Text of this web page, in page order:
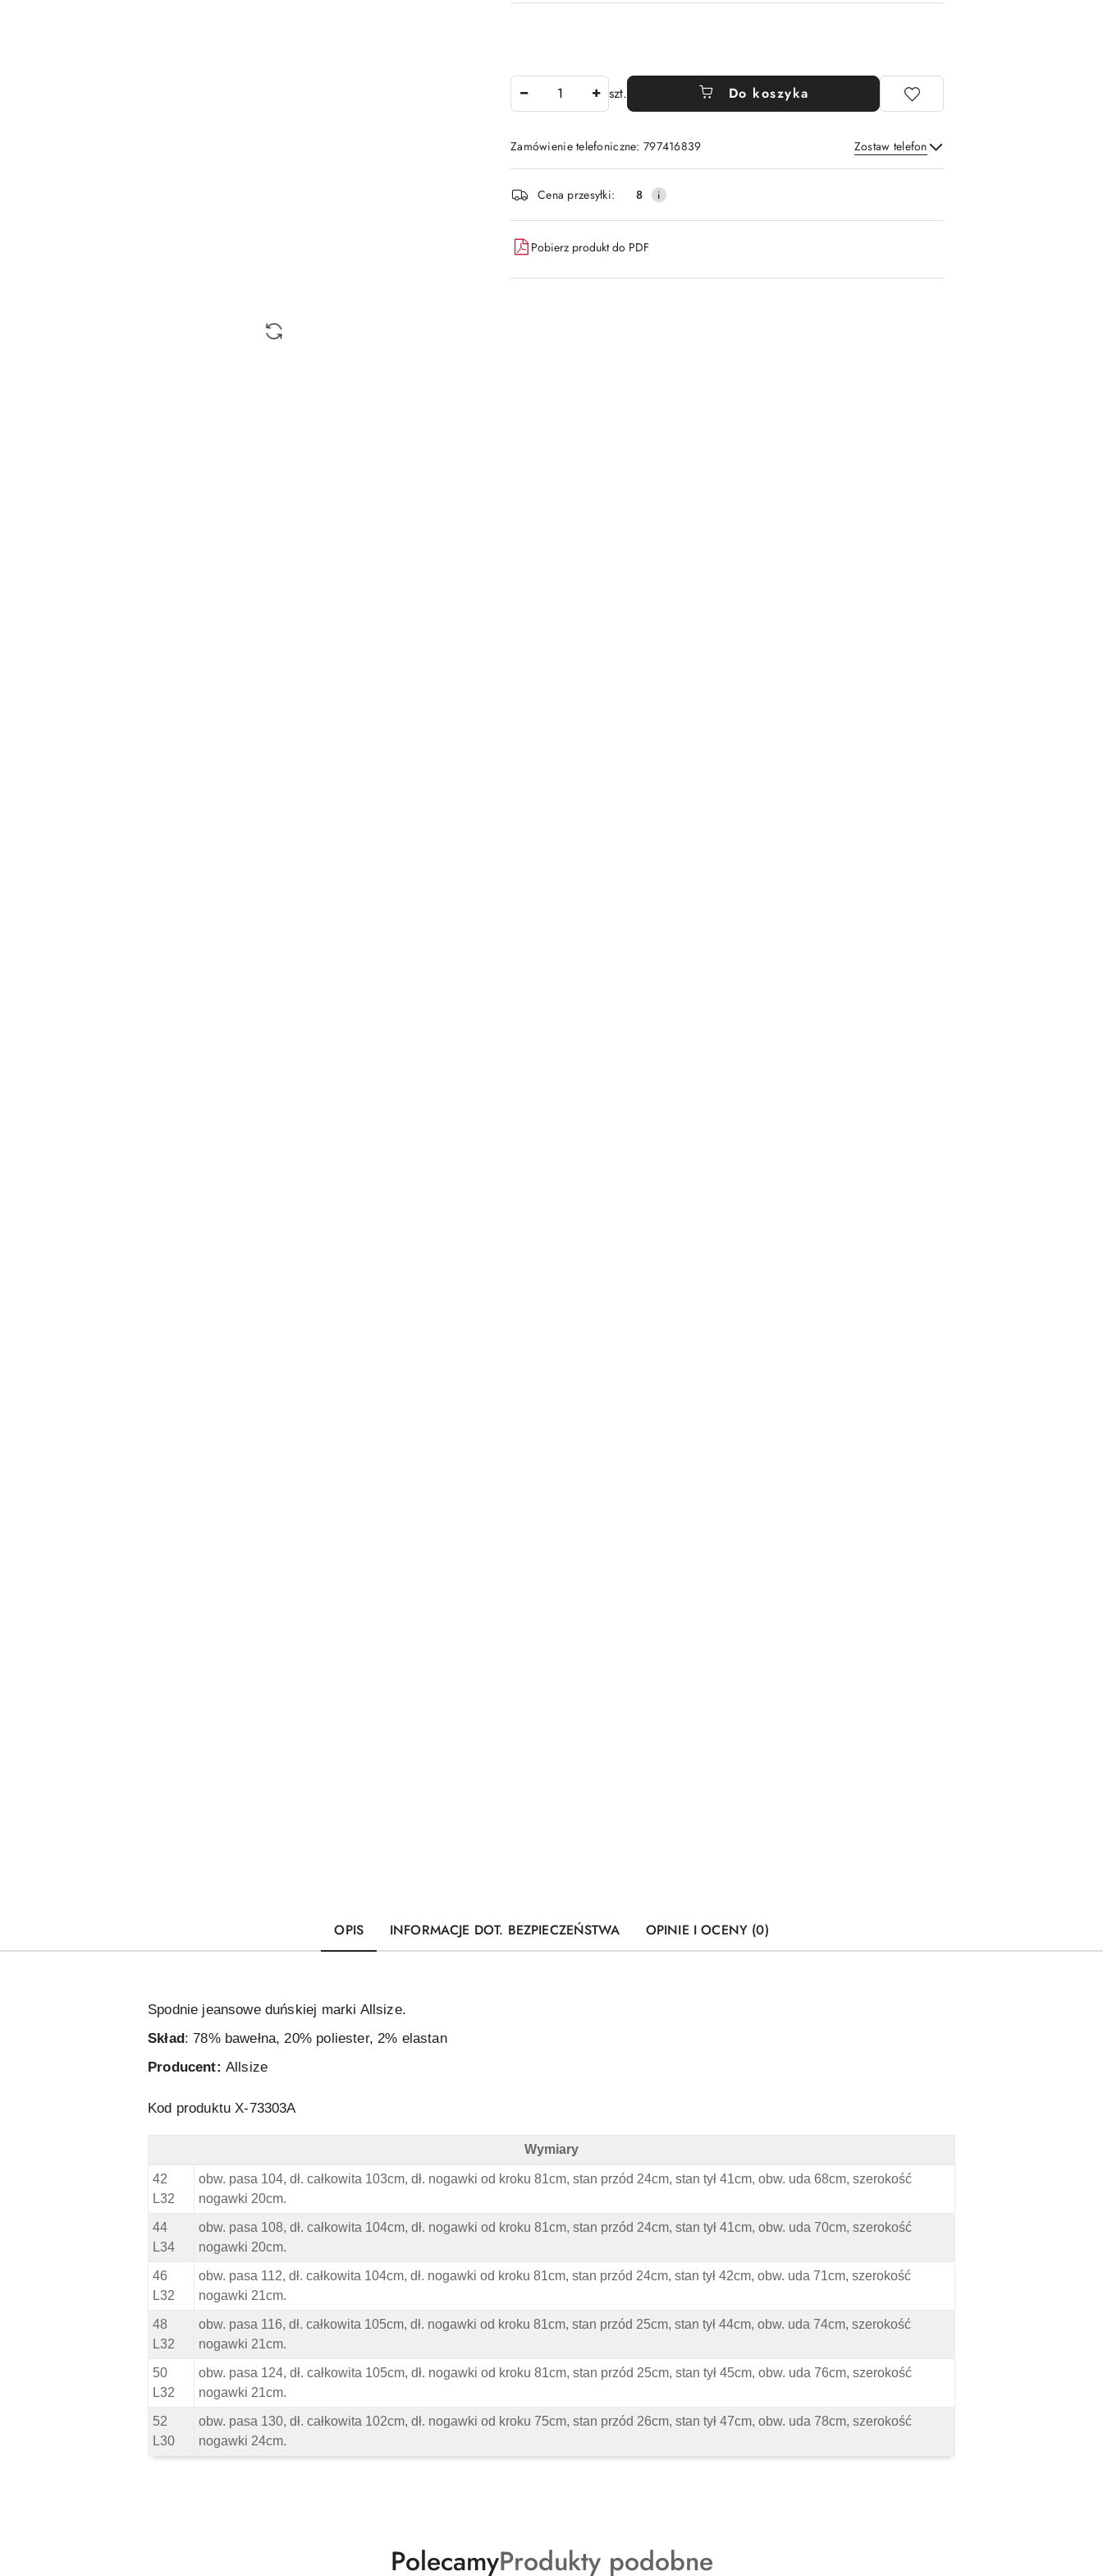
szt. Do koszyka
Zamówienie telefoniczne: 797416839 Zostaw telefon
Wyślij
Dostępność
i
dostawa
Cena przesyłki: 8
Pobierz produkt do PDF
OPIS INFORMACJE DOT. BEZPIECZEŃSTWA OPINIE I OCENY (0)
Spodnie jeansowe duńskiej marki Allsize.
Skład:78% bawełna, 20% poliester, 2% elastan
Producent: Allsize
Kod produktu X-73303A
Replika Duże Spodnie Jeans - Wymiary
Wymiary
42
L32
obw. pasa 104, dł. całkowita 103cm, dł. nogawki od kroku 81cm, stan przód 24cm, stan tył 41cm, obw. uda 68cm, szerokość
nogawki 20cm.
44
L34
obw. pasa 108, dł. całkowita 104cm, dł. nogawki od kroku 81cm, stan przód 24cm, stan tył 41cm, obw. uda 70cm, szerokość
nogawki 20cm.
46
L32
obw. pasa 112, dł. całkowita 104cm, dł. nogawki od kroku 81cm, stan przód 24cm, stan tył 42cm, obw. uda 71cm, szerokość
nogawki 21cm.
48
L32
obw. pasa 116, dł. całkowita 105cm, dł. nogawki od kroku 81cm, stan przód 25cm, stan tył 44cm, obw. uda 74cm, szerokość
nogawki 21cm.
50
L32
obw. pasa 124, dł. całkowita 105cm, dł. nogawki od kroku 81cm, stan przód 25cm, stan tył 45cm, obw. uda 76cm, szerokość
nogawki 21cm.
52
L30
obw. pasa 130, dł. całkowita 102cm, dł. nogawki od kroku 75cm, stan przód 26cm, stan tył 47cm, obw. uda 78cm, szerokość
nogawki 24cm.
Produkty
PolecamyProdukty
Produkty podobne